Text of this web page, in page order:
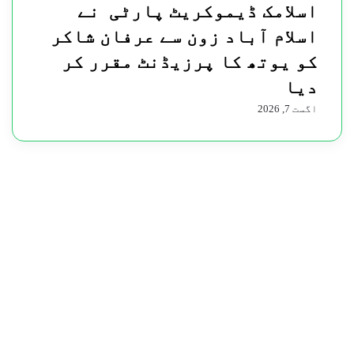
اسلامک ڈیموکریٹ پارٹی نے
اسلام آباد زون سے عرفان شاکر
کو یوتھ کا پرزیڈنٹ مقرر کر
دیا
اگست 7, 2026